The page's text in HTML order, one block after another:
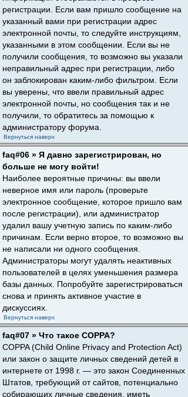
регистрации. Если вам пришло сообщение на
указанный вами при регистрации адрес
электронной почты, то следуйте инструкциям,
указанными в этом сообщении. Если вы не
получили сообщения, то возможно вы указали
неправильный адрес при регистрации, либо
он заблокирован каким-либо фильтром. Если
вы уверены, что ввели правильный адрес
электронной почты, но сообщения так и не
получили, то обратитесь за помощью к
администратору форума.
Вернуться наверх
faq#06 » Я давно зарегистрирован, но
больше не могу войти!
Наиболее вероятные причины: вы ввели
неверное имя или пароль (проверьте
электронное сообщение, которое пришло вам
после регистрации), или администратор
удалил вашу учетную запись по каким-либо
причинам. Если верно второе, то возможно вы
не написали ни одного сообщения.
Администраторы могут удалять неактивных
пользователей в целях уменьшения размера
базы данных. Попробуйте зарегистрироваться
снова и принять активное участие в
дискуссиях.
Вернуться наверх
faq#07 » Что такое COPPA?
COPPA (Child Online Privacy and Protection Act)
или закон о защите личных сведений детей в
интернете от 1998 г. — это закон Соединенных
Штатов, требующий от сайтов, потенциально
собирающих личные сведения, иметь